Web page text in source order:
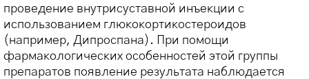
проведение внутрисуставной инъекции с
использованием глюкокортикостероидов
(например, Дипроспана). При помощи
фармакологических особенностей этой группы
препаратов появление результата наблюдается